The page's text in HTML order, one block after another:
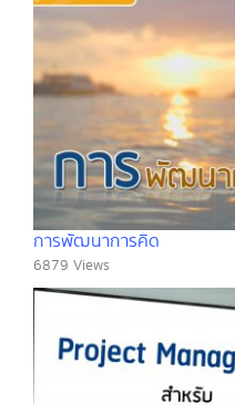
การพัฒนาการคิด
6879 Views